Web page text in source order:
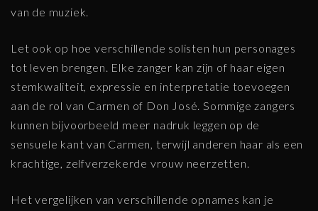
van de muziek.
Let ook op hoe verschillende solisten hun personages
tot leven brengen. Elke zanger kan zijn of haar eigen
stemkwaliteit, expressie en interpretatie toevoegen
aan de rol van Carmen of Don José. Sommige zangers
kunnen bijvoorbeeld meer nadruk leggen op de
sensuele kant van Carmen, terwijl anderen haar als een
krachtige, zelfverzekerde vrouw neerzetten.
Het vergelijken van verschillende opnames kan je